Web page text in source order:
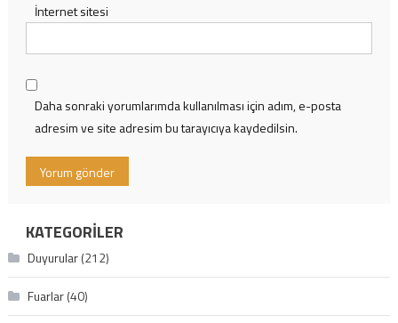
İnternet sitesi
Daha sonraki yorumlarımda kullanılması için adım, e-posta
adresim ve site adresim bu tarayıcıya kaydedilsin.
KATEGORILER
Duyurular(212)
Fuarlar(40)